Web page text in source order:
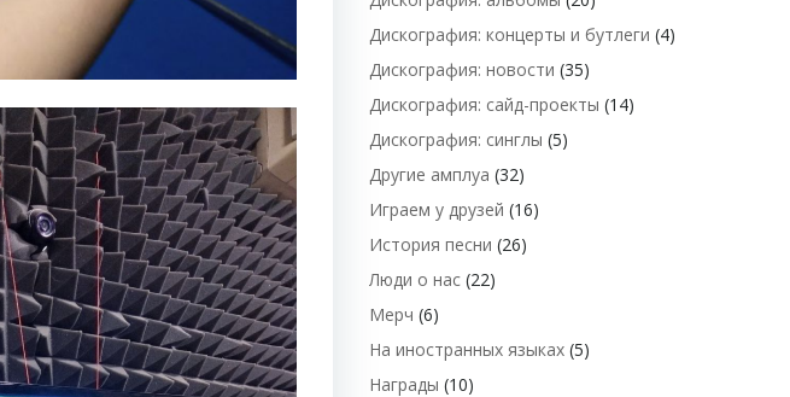
Дискография: концерты и бутлеги (4)
Дискография: новости (35)
Дискография: сайд-проекты (14)
Дискография: синглы (5)
Другие амплуа (32)
Играем у друзей (16)
История песни (26)
Люди о нас (22)
Мерч (6)
На иностранных языках (5)
Награды (10)